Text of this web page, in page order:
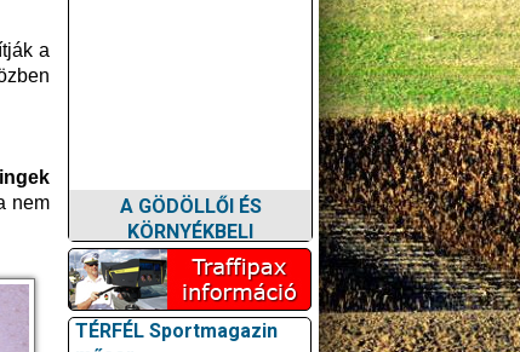
a
nem
KÖRNYÉKBELI
KULTURÁLIS- ÉS
SPORTPROGRAMOKAT
KÖZÖSSÉGI
OLDALUNKON TESSZÜK
KÖZZÉ!
TÉRFÉL Sportmagazin